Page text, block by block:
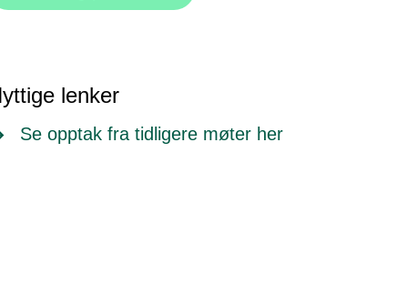
lenker
Se opptak fra tidligere møter her